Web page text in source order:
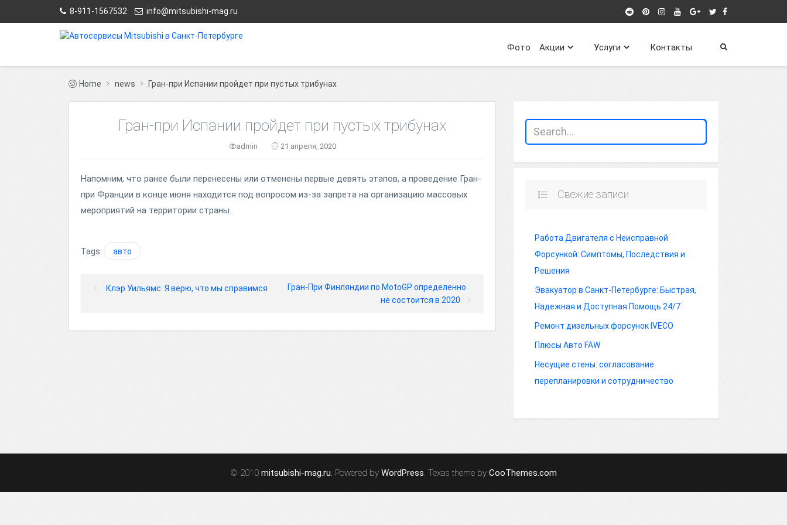
8-911-1567532 info@mitsubishi-mag.ru
Контакты
Услуги
Акции
Фото
Home news Гран-при Испании пройдет при пустых трибунах
Гран-при Испании пройдет при пустых трибунах
admin 21 апреля, 2020
Напомним, что ранее были перенесены или отменены первые девять этапов, а проведение Гран-
при Франции в конце июня находится под вопросом из-за запрета на организацию массовых
мероприятий на территории страны.
Tags: авто
Клэр Уильямс: Я верю, что мы справимся
Гран-При Финляндии по MotoGP определенно
не состоится в 2020
Свежие записи
Работа Двигателя с Неисправной
Форсункой: Симптомы, Последствия и
Решения
Эвакуатор в Санкт-Петербурге: Быстрая,
Надежная и Доступная Помощь 24/7
Ремонт дизельных форсунок IVECO
Плюсы Авто FAW
Несущие стены: согласование
перепланировки и сотрудничество
© 2010 mitsubishi-mag.ru. Powered by WordPress. Texas theme by CooThemes.com